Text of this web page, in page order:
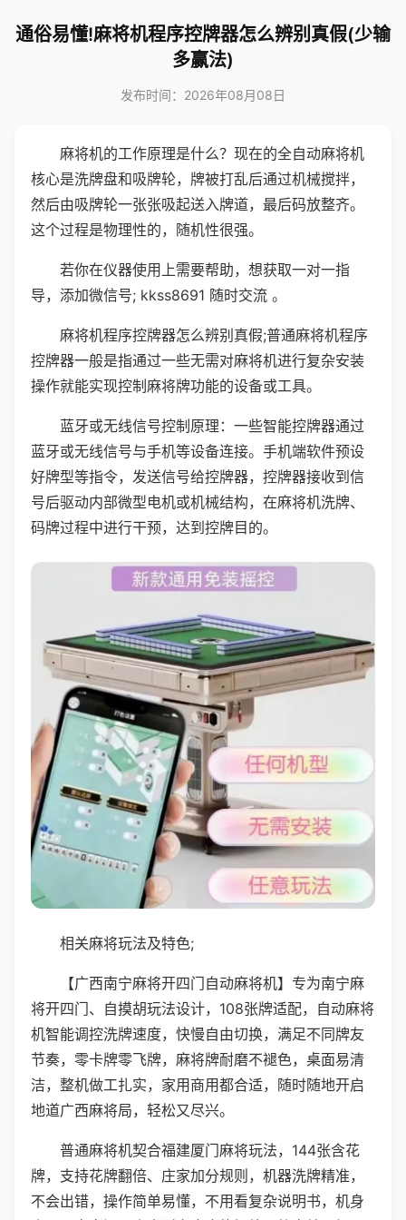
通俗易懂!麻将机程序控牌器怎么辨别真假(少输
多赢法)
发布时间：2026年08月08日
麻将机的工作原理是什么？现在的全自动麻将机
核心是洗牌盘和吸牌轮，牌被打乱后通过机械搅拌，
然后由吸牌轮一张张吸起送入牌道，最后码放整齐。
这个过程是物理性的，随机性很强。
若你在仪器使用上需要帮助，想获取一对一指
导，添加微信号; kkss8691 随时交流 。
麻将机程序控牌器怎么辨别真假;普通麻将机程序
控牌器一般是指通过一些无需对麻将机进行复杂安装
操作就能实现控制麻将牌功能的设备或工具。
蓝牙或无线信号控制原理：一些智能控牌器通过
蓝牙或无线信号与手机等设备连接。手机端软件预设
好牌型等指令，发送信号给控牌器，控牌器接收到信
号后驱动内部微型电机或机械结构，在麻将机洗牌、
码牌过程中进行干预，达到控牌目的。
相关麻将玩法及特色;
【广西南宁麻将开四门自动麻将机】专为南宁麻
将开四门、自摸胡玩法设计，108张牌适配，自动麻将
机智能调控洗牌速度，快慢自由切换，满足不同牌友
节奏，零卡牌零飞牌，麻将牌耐磨不褪色，桌面易清
洁，整机做工扎实，家用商用都合适，随时随地开启
地道广西麻将局，轻松又尽兴。
普通麻将机契合福建厦门麻将玩法，144张含花
牌，支持花牌翻倍、庄家加分规则，机器洗牌精准，
不会出错，操作简单易懂，不用看复杂说明书，机身